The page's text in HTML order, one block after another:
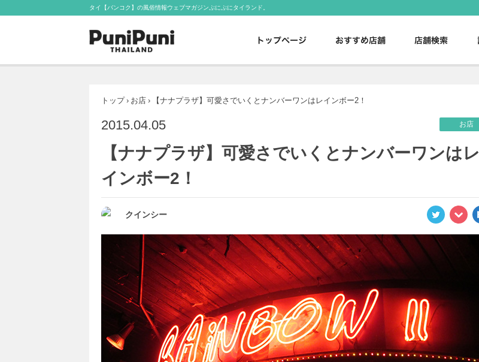
タイ【バンコク】の風俗情報ウェブマガジンぷにぷにタイランド。
トップ › お店 › 【ナナプラザ】可愛さでいくとナンバーワンはレインボー2！
2015.04.05 お店
【ナナプラザ】可愛さでいくとナンバーワンはレ
インボー2！
クインシー